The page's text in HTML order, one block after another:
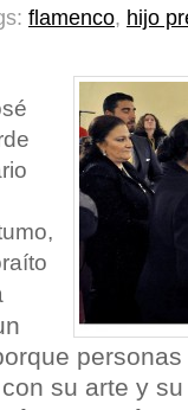
flamenco, hijo
personas
con su arte y